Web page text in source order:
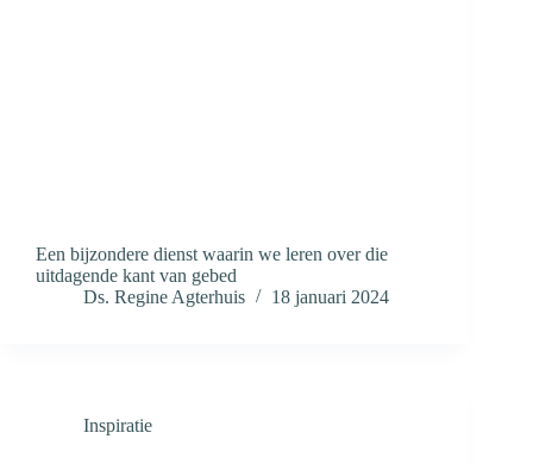
Een bijzondere dienst waarin we leren over die
uitdagende kant van gebed
Ds. Regine Agterhuis
18 januari 2024
Inspiratie